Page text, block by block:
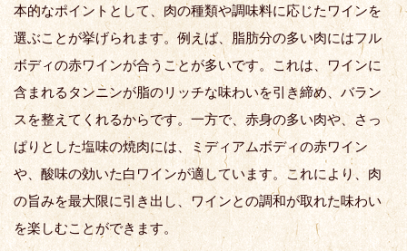
本的なポイントとして、肉の種類や調味料に応じたワインを
選ぶことが挙げられます。例えば、脂肪分の多い肉にはフル
ボディの赤ワインが合うことが多いです。これは、ワインに
含まれるタンニンが脂のリッチな味わいを引き締め、バラン
スを整えてくれるからです。一方で、赤身の多い肉や、さっ
ぱりとした塩味の焼肉には、ミディアムボディの赤ワイン
や、酸味の効いた白ワインが適しています。これにより、肉
の旨みを最大限に引き出し、ワインとの調和が取れた味わい
を楽しむことができます。